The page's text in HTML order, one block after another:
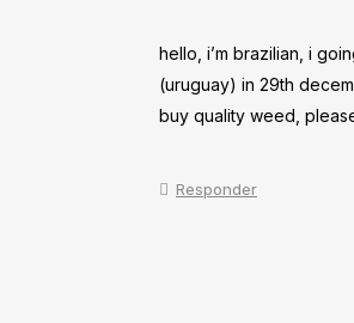
hello, i’m brazilian, i
(uruguay) in 29th
buy quality weed,
Responder